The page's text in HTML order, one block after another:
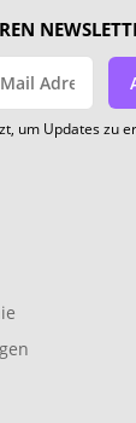
um Updates zu